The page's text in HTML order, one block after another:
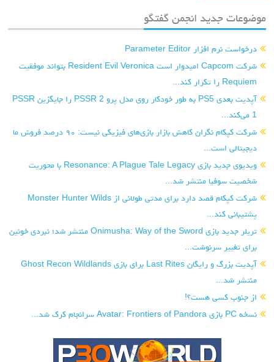
موضوعات جدید انجمن گفتگو
درخواست نرم افزار Parameter Editor
شرکت Capcom امیدوار است Resident Evil Veronica بتواند موفقیت
Requiem را تکرار کند...
آپدیت بعدی PS5 به طور خودکار روی مدل پرو PSSR 2 را جایگزین PSSR
1 می‌کند...
شرکت کپکام نگران کاهش بازار بازی‌های فیزیکی نیست: ۹۰ درصد فروش ما
دیجیتالی است...
ویدیوی جدید بازی Resonance: A Plague Tale Legacy با محوریت
شخصیت سوفیا منتشر شد...
شرکت کپکام قصد دارد برای مدتی طولانی از Monster Hunter Wilds
پشتیبانی کند...
تریلر جدید بازی Onimusha: Way of the Sword منتشر شد؛ نبردی خونین
برای تغییر سرنوشت...
آپدیت بزرگ و رایگان Last Rites برای بازی Ghost Recon Wildlands
منتشر شد...
از جنوب کسی هست؟!
نسخه PC بازی Avatar: Frontiers of Pandora سرانجام کرک شد...